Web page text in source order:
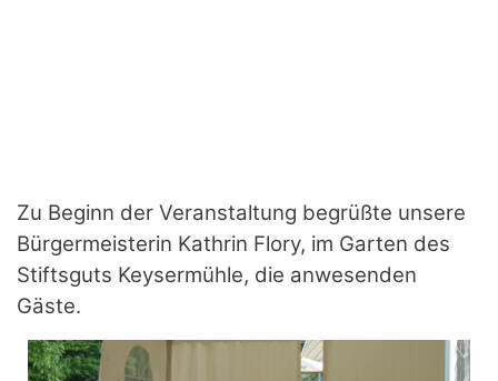
Zu Beginn der Veranstaltung begrüßte unsere
Bürgermeisterin Kathrin Flory, im Garten des
Stiftsguts Keysermühle, die anwesenden
Gäste.